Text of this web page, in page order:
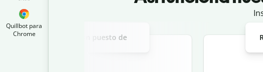
Quillbot para
Chrome
de presentación para un puesto de